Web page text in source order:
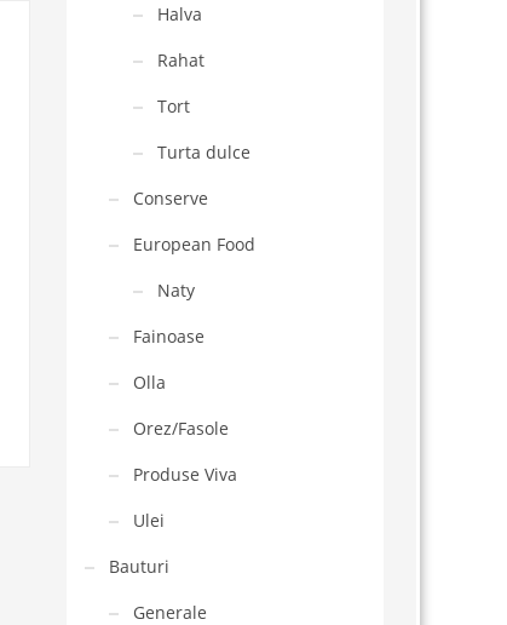
Halva
Rahat
Tort
Turta dulce
Conserve
European Food
Naty
Fainoase
Olla
Orez/Fasole
Produse Viva
Ulei
Bauturi
Generale